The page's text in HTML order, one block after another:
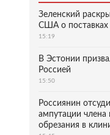
Зеленский
США о поставках
15:19
В Эстонии
Россией
15:50
Россиянин
ампутации члена
обрезания в